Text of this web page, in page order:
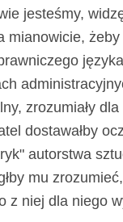
jesteśmy,
mianowicie, żeby
zrozumiały
dostawałby
autorstwa
mu
z niej dla niego